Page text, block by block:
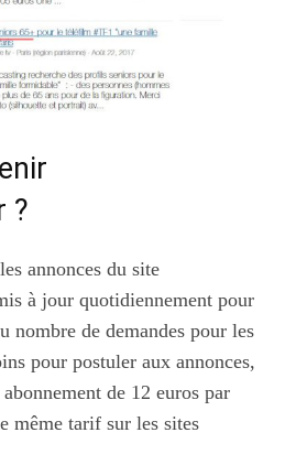
?
annonces du site
à jour quotidiennement pour
nombre de demandes pour les
pour postuler aux annonces,
de 12 euros par
même tarif sur les sites